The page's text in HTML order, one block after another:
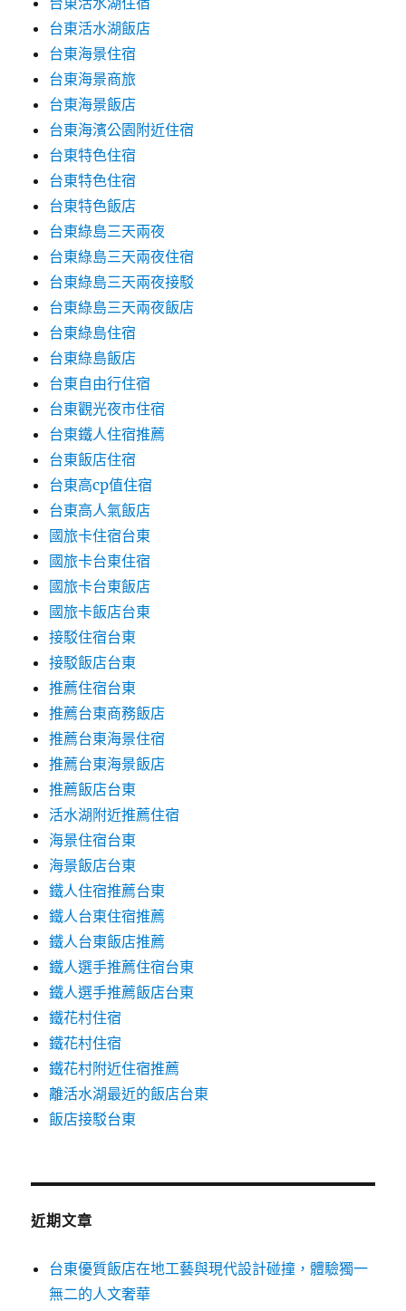
台東活水湖飯店
台東海景住宿
台東海景商旅
台東海景飯店
台東海濱公園附近住宿
台東特色住宿
台東特色住宿
台東特色飯店
台東綠島三天兩夜
台東綠島三天兩夜住宿
台東綠島三天兩夜接駁
台東綠島三天兩夜飯店
台東綠島住宿
台東綠島飯店
台東自由行住宿
台東觀光夜市住宿
台東鐵人住宿推薦
台東飯店住宿
台東高cp值住宿
台東高人氣飯店
國旅卡住宿台東
國旅卡台東住宿
國旅卡台東飯店
國旅卡飯店台東
接駁住宿台東
接駁飯店台東
推薦住宿台東
推薦台東商務飯店
推薦台東海景住宿
推薦台東海景飯店
推薦飯店台東
活水湖附近推薦住宿
海景住宿台東
海景飯店台東
鐵人住宿推薦台東
鐵人台東住宿推薦
鐵人台東飯店推薦
鐵人選手推薦住宿台東
鐵人選手推薦飯店台東
鐵花村住宿
鐵花村住宿
鐵花村附近住宿推薦
離活水湖最近的飯店台東
飯店接駁台東
近期文章
台東優質飯店在地工藝與現代設計碰撞，體驗獨一
無二的人文奢華